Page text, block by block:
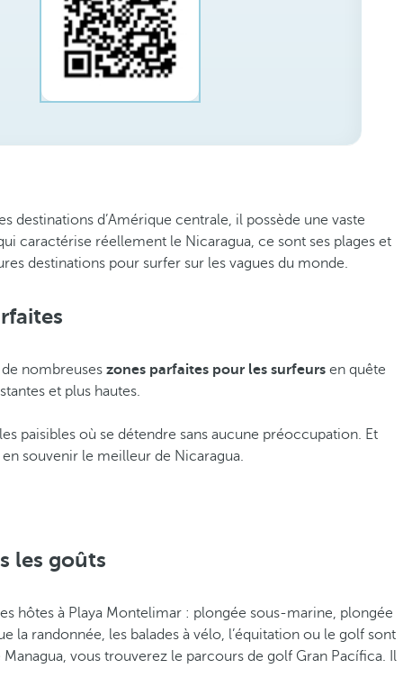
destinations d’Amérique centrale, il possède une vaste
caractérise réellement le Nicaragua, ce sont ses plages et
destinations pour surfer sur les vagues du monde.
de nombreuses zones parfaites pour les surfeurs en quête
et plus hautes.
paisibles où se détendre sans aucune préoccupation. Et
souvenir le meilleur de Nicaragua.
les goûts
hôtes à Playa Montelimar : plongée sous-marine, plongée
la randonnée, les balades à vélo, l’équitation ou le golf sont
vous trouverez le parcours de golf Gran Pacífica. Il